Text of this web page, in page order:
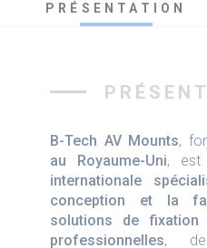
PRÉSENTATION
B-Tech AV Mounts,
au Royaume-Uni, est
internationale
conception et la
solutions de fixation
professionnelles,